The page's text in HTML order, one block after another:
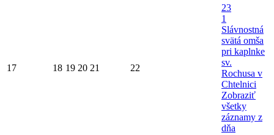
17 18 19 20 21 22
23
1
Slávnostná
svätá omša
pri kaplnke
sv.
Rochusa v
Chtelnici
Zobraziť
všetky
záznamy z
dňa